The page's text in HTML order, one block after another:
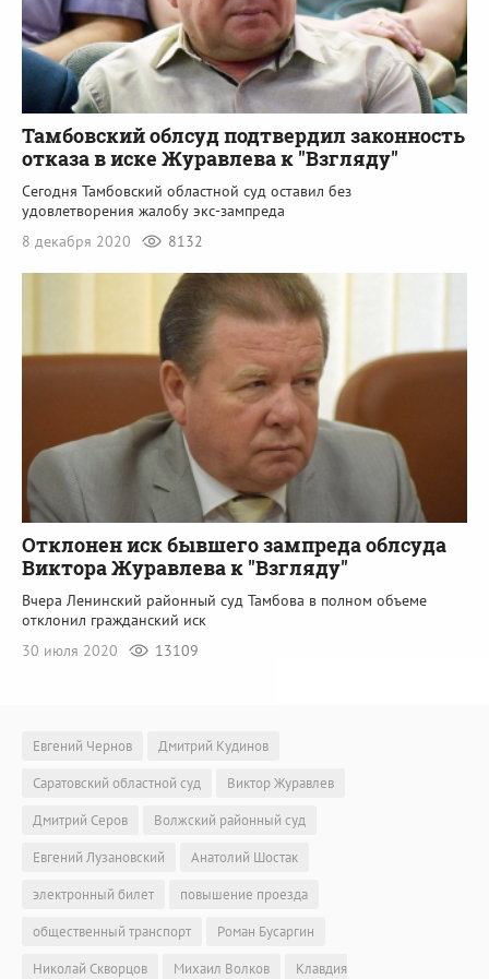
Тамбовский облсуд подтвердил законность
отказа в иске Журавлева к "Взгляду"
Сегодня Тамбовский областной суд оставил без
удовлетворения жалобу экс-зампреда
8 декабря 2020
8132
Отклонен иск бывшего зампреда облсуда
Виктора Журавлева к "Взгляду"
Вчера Ленинский районный суд Тамбова в полном объеме
отклонил гражданский иск
30 июля 2020
13109
Евгений Чернов
Дмитрий Кудинов
Саратовский областной суд
Виктор Журавлев
Дмитрий Серов
Волжский районный суд
Евгений Лузановский
Анатолий Шостак
электронный билет
повышение проезда
общественный транспорт
Роман Бусаргин
Николай Скворцов
Михаил Волков
Клавдия